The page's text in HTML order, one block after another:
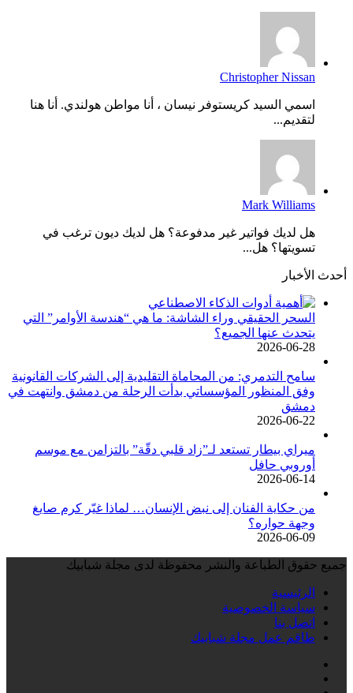
Christopher Nissan
اسمي السيد كريستوفر نيسان ، أنا مواطن هولندي. أنا هنا
لتقديم...
Mark Williams
هل لديك فواتير غير مدفوعة؟ هل لديك ديون ترغب في
تسويتها؟ هل...
أحدث الأخبار
السحر الحقيقي وراء الشاشة: ما هي “هندسة الأوامر” التي
يتحدث عنها الجميع؟
2026-06-28
سامح التدمري: من المحاماة التقليدية إلى الشركات القانونية
وفق المنظور المؤسساتي بدأت الرحلة من دمشق وانتهت في
دمشق
2026-06-22
ميراي بيطار تستعد لـ”زاد قلبي دقّة” بالتزامن مع موسم
أوروبي حافل
2026-06-14
من حكاية الفنان إلى نبض الإنسان… لماذا غيّر كرم صايغ
وجهة حواره؟
2026-06-09
جميع حقوق الطباعة والنشر محفوظة لدى مجلة شبابيك
الرئيسية
سياسة الخصوصية
اتصل بنا
طاقم عمل مجلة شبابيك